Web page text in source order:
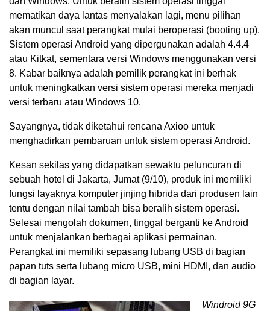
mematikan daya lantas menyalakan lagi, menu pilihan
akan muncul saat perangkat mulai beroperasi (booting up).
Sistem operasi Android yang dipergunakan adalah 4.4.4
atau Kitkat, sementara versi Windows menggunakan versi
8. Kabar baiknya adalah pemilik perangkat ini berhak
untuk meningkatkan versi sistem operasi mereka menjadi
versi terbaru atau Windows 10.
Sayangnya, tidak diketahui rencana Axioo untuk
menghadirkan pembaruan untuk sistem operasi Android.
Kesan sekilas yang didapatkan sewaktu peluncuran di
sebuah hotel di Jakarta, Jumat (9/10), produk ini memiliki
fungsi layaknya komputer jinjing hibrida dari produsen lain
tentu dengan nilai tambah bisa beralih sistem operasi.
Selesai mengolah dokumen, tinggal berganti ke Android
untuk menjalankan berbagai aplikasi permainan.
Perangkat ini memiliki sepasang lubang USB di bagian
papan tuts serta lubang micro USB, mini HDMI, dan audio
di bagian layar.
Windroid 9G